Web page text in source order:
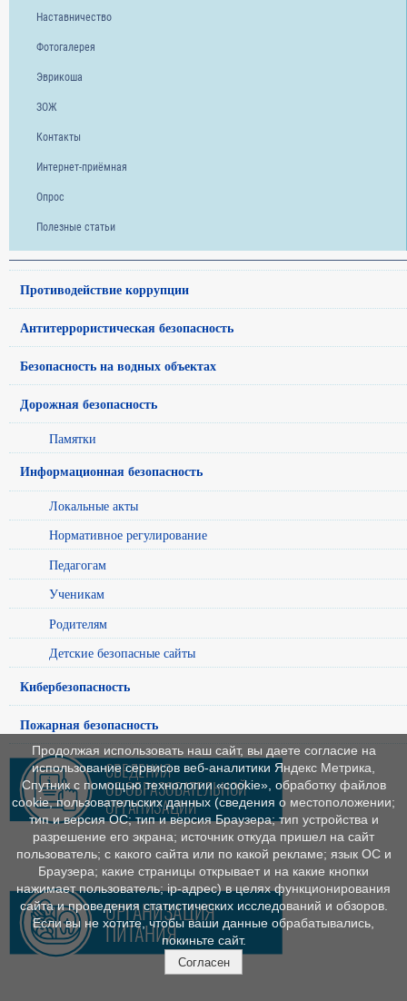
Наставничество
Фотогалерея
Эврикоша
ЗОЖ
Контакты
Интернет-приёмная
Опрос
Полезные статьи
Противодействие коррупции
Антитеррористическая безопасность
Безопасность на водных объектах
Дорожная безопасность
Памятки
Информационная безопасность
Локальные акты
Нормативное регулирование
Педагогам
Ученикам
Родителям
Детские безопасные сайты
Кибербезопасность
Пожарная безопасность
Продолжая использовать наш сайт, вы даете согласие на
использование сервисов веб-аналитики Яндекс Метрика,
Спутник с помощью технологии «cookie», обработку файлов
cookie, пользовательских данных (сведения о местоположении;
тип и версия ОС; тип и версия Браузера; тип устройства и
разрешение его экрана; источник откуда пришел на сайт
пользователь; с какого сайта или по какой рекламе; язык ОС и
Браузера; какие страницы открывает и на какие кнопки
нажимает пользователь; ip-адрес) в целях функционирования
сайта и проведения статистических исследований и обзоров.
Если вы не хотите, чтобы ваши данные обрабатывались,
покиньте сайт.
Согласен